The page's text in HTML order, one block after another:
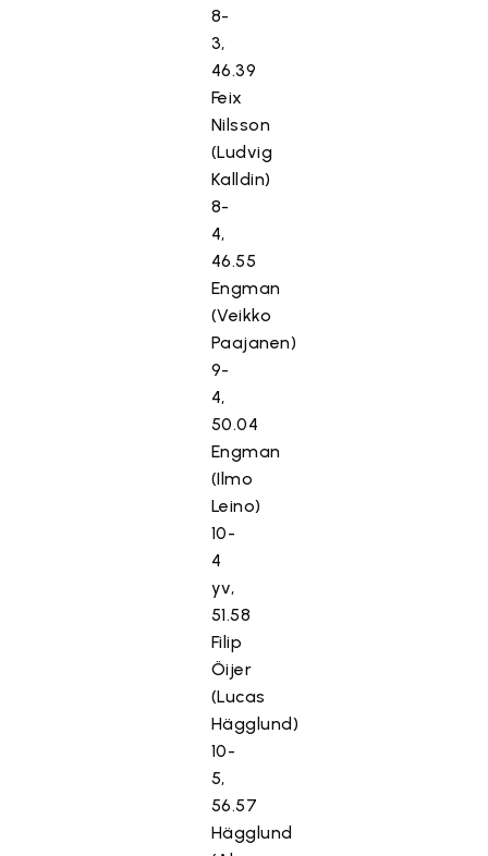
8-
3,
46.39
Feix
Nilsson
(Ludvig
Kalldin)
8-
4,
46.55
Engman
(Veikko
Paajanen)
9-
4,
50.04
Engman
(Ilmo
Leino)
10-
4
yv,
51.58
Filip
Öijer
(Lucas
Hägglund)
10-
5,
56.57
Hägglund